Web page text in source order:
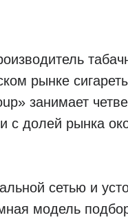
рынке
занимает
с долей рынка
сетью и
модель